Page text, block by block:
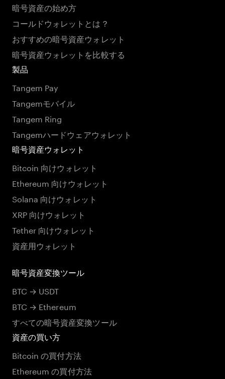
暗号資産の始め方
コールドウォレットとは？
おすすめの暗号資産ウォレット
暗号資産ウォレットを比較する
製品
Tangem Pay
Tangemモバイル
Tangem Ring
Tangemハードウェアウォレット
暗号資産ウォレット
Bitcoin 向けウォレット
Ethereum 向けウォレット
Solana 向けウォレット
XRP 向けウォレット
Tether 向けウォレット
資産用ウォレット
暗号資産変換ツール
BTC → USDT
BTC → Ethereum
すべての暗号資産変換ツール
資産の買い方
Bitcoin の買付方法
Ethereum の買付方法